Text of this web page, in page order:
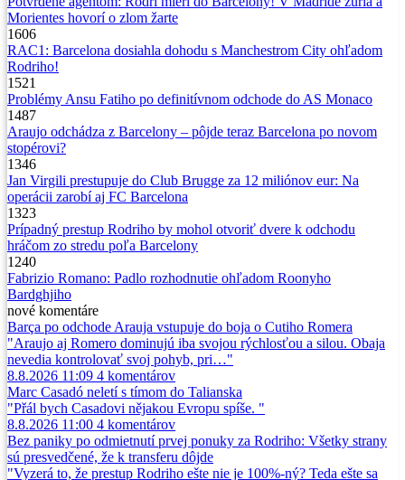
Morientes hovorí o zlom žarte
1606
RAC1: Barcelona dosiahla dohodu s Manchestrom City ohľadom
Rodriho!
1521
Problémy Ansu Fatiho po definitívnom odchode do AS Monaco
1487
Araujo odchádza z Barcelony – pôjde teraz Barcelona po novom
stopérovi?
1346
Jan Virgili prestupuje do Club Brugge za 12 miliónov eur: Na
operácii zarobí aj FC Barcelona
1323
Prípadný prestup Rodriho by mohol otvoriť dvere k odchodu
hráčom zo stredu poľa Barcelony
1240
Fabrizio Romano: Padlo rozhodnutie ohľadom Roonyho
Bardghjiho
nové komentáre
Barça po odchode Arauja vstupuje do boja o Cutiho Romera
"Araujo aj Romero dominujú iba svojou rýchlosťou a silou. Obaja
nevedia kontrolovať svoj pohyb, pri…"
8.8.2026 11:09 4 komentárov
Marc Casadó neletí s tímom do Talianska
"Přál bych Casadovi nějakou Evropu spíše. "
8.8.2026 11:00 4 komentárov
Bez paniky po odmietnutí prvej ponuky za Rodriho: Všetky strany
sú presvedčené, že k transferu dôjde
"Vyzerá to, že prestup Rodriho ešte nie je 100%-ný? Teda ešte sa